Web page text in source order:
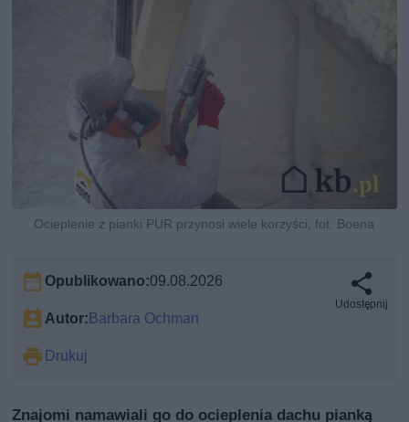
Ocieplenie z pianki PUR przynosi wiele korzyści, fot. Boena
Opublikowano:09.08.2026
Autor: Barbara Ochman
Drukuj
Udostępnij
Znajomi namawiali go do ocieplenia dachu pianką